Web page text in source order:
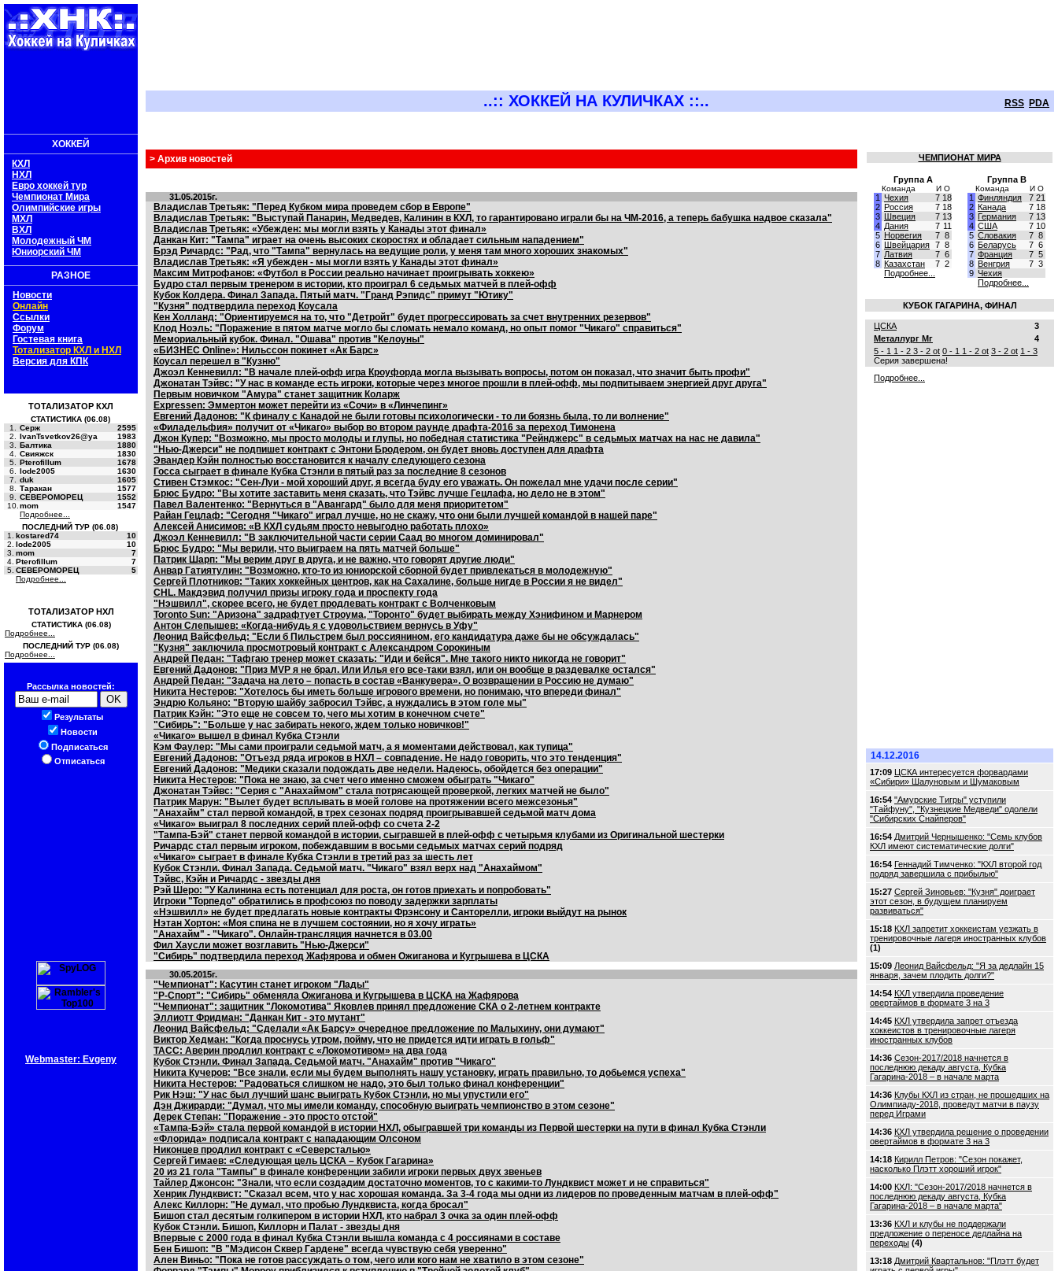
ХОККЕЙ
КХЛ
НХЛ
Евро хоккей тур
Чемпионат Мира
Олимпийские игры
МХЛ
ВХЛ
Молодежный ЧМ
Юниорский ЧМ
РАЗНОЕ
Новости
Онлайн
Ссылки
Форум
Гостевая книга
Тотализатор КХЛ и НХЛ
Версия для КПК
ТОТАЛИЗАТОР КХЛ
СТАТИСТИКА (06.08)
1.
Серж
2595
2.
IvanTsvetkov26@ya
1983
3.
Балтика
1880
4.
Свияжск
1830
5.
Pterofillum
1678
6.
lode2005
1630
7.
duk
1605
8.
Таракан
1577
9.
СЕВЕРОМОРЕЦ
1552
10. mom
1547
Подробнее...
ПОСЛЕДНИЙ ТУР (06.08)
1.
kostared74
10
2. lode2005
10
3. mom
7
4. Pterofillum
7
5. СЕВЕРОМОРЕЦ
5
Подробнее...
ТОТАЛИЗАТОР НХЛ
СТАТИСТИКА (06.08)
Подробнее...
ПОСЛЕДНИЙ ТУР (06.08)
Подробнее...
Рассылка новостей:
Результаты
Новости
Подписаться
Отписаться
Webmaster: Evgeny
..:: ХОККЕЙ НА КУЛИЧКАХ ::.. RSS PDA
> Архив новостей
31.05.2015г.
Владислав Третьяк: "Перед Кубком мира проведем сбор в Европе"
Владислав Третьяк: "Выступай Панарин, Медведев, Калинин в КХЛ, то гарантировано играли бы на ЧМ-2016, а теперь бабушка надвое сказала"
Владислав Третьяк: «Убежден: мы могли взять у Канады этот финал»
Данкан Кит: "Тампа" играет на очень высоких скоростях и обладает сильным нападением"
Брэд Ричардс: "Рад, что "Тампа" вернулась на ведущие роли, у меня там много хороших знакомых"
Владислав Третьяк: «Я убежден - мы могли взять у Канады этот финал»
Максим Митрофанов: «Футбол в России реально начинает проигрывать хоккею»
Будро стал первым тренером в истории, кто проиграл 6 седьмых матчей в плей-офф
Кубок Колдера. Финал Запада. Пятый матч. "Гранд Рэпидс" примут "Ютику"
"Кузня" подтвердила переход Коусала
Кен Холланд: "Ориентируемся на то, что "Детройт" будет прогрессировать за счет внутренних резервов"
Клод Ноэль: "Поражение в пятом матче могло бы сломать немало команд, но опыт помог "Чикаго" справиться"
Мемориальный кубок. Финал. "Ошава" против "Келоуны"
«БИЗНЕС Online»: Нильссон покинет «Ак Барс»
Коусал перешел в "Кузню"
Джоэл Кенневилл: "В начале плей-офф игра Кроуфорда могла вызывать вопросы, потом он показал, что значит быть профи"
Джонатан Тэйвс: "У нас в команде есть игроки, которые через многое прошли в плей-офф, мы подпитываем энергией друг друга"
Первым новичком "Амура" станет защитник Коларж
Expressen: Эммертон может перейти из «Сочи» в «Линчепинг»
Евгений Дадонов: "К финалу с Канадой не были готовы психологически - то ли боязнь была, то ли волнение"
«Филадельфия» получит от «Чикаго» выбор во втором раунде драфта-2016 за переход Тимонена
Джон Купер: "Возможно, мы просто молоды и глупы, но победная статистика "Рейнджерс" в седьмых матчах на нас не давила"
"Нью-Джерси" не подпишет контракт с Энтони Бродером, он будет вновь доступен для драфта
Эвандер Кэйн полностью восстановится к началу следующего сезона
Госса сыграет в финале Кубка Стэнли в пятый раз за последние 8 сезонов
Стивен Стэмкос: "Сен-Луи - мой хороший друг, я всегда буду его уважать. Он пожелал мне удачи после серии"
Брюс Будро: "Вы хотите заставить меня сказать, что Тэйвс лучше Гецлафа, но дело не в этом"
Павел Валентенко: "Вернуться в "Авангард" было для меня приоритетом"
Райан Гецлаф: "Сегодня "Чикаго" играл лучше, но не скажу, что они были лучшей командой в нашей паре"
Алексей Анисимов: «В КХЛ судьям просто невыгодно работать плохо»
Джоэл Кенневилл: "В заключительной части серии Саад во многом доминировал"
Брюс Будро: "Мы верили, что выиграем на пять матчей больше"
Патрик Шарп: "Мы верим друг в друга, и не важно, что говорят другие люди"
Анвар Гатиятулин: "Возможно, кто-то из юниорской сборной будет привлекаться в молодежную"
Сергей Плотников: "Таких хоккейных центров, как на Сахалине, больше нигде в России я не видел"
CHL. Макдэвид получил призы игроку года и проспекту года
"Нэшвилл", скорее всего, не будет продлевать контракт с Волченковым
Toronto Sun: "Аризона" задрафтует Строума, "Торонто" будет выбирать между Хэнифином и Марнером
Антон Слепышев: «Когда-нибудь я с удовольствием вернусь в Уфу"
Леонид Вайсфельд: "Если б Пильстрем был россиянином, его кандидатура даже бы не обсуждалась"
"Кузня" заключила просмотровый контракт с Александром Сорокиным
Андрей Педан: "Тафгаю тренер может сказать: "Иди и бейся". Мне такого никто никогда не говорит"
Евгений Дадонов: "Приз MVP я не брал. Или Илья его все-таки взял, или он вообще в раздевалке остался"
Андрей Педан: "Задача на лето – попасть в состав «Ванкувера». О возвращении в Россию не думаю"
Никита Нестеров: "Хотелось бы иметь больше игрового времени, но понимаю, что впереди финал"
Эндрю Кольяно: "Вторую шайбу забросил Тэйвс, а нуждались в этом голе мы"
Патрик Кэйн: "Это еще не совсем то, чего мы хотим в конечном счете"
"Сибирь": "Больше у нас забирать некого, ждем только новичков!"
«Чикаго» вышел в финал Кубка Стэнли
Кэм Фаулер: "Мы сами проиграли седьмой матч, а я моментами действовал, как тупица"
Евгений Дадонов: "Отъезд ряда игроков в НХЛ – совпадение. Не надо говорить, что это тенденция"
Евгений Дадонов: "Медики сказали подождать две недели. Надеюсь, обойдется без операции"
Никита Нестеров: "Пока не знаю, за счет чего именно сможем обыграть "Чикаго"
Джонатан Тэйвс: "Серия с "Анахаймом" стала потрясающей проверкой, легких матчей не было"
Патрик Марун: "Вылет будет всплывать в моей голове на протяжении всего межсезонья"
"Анахайм" стал первой командой, в трех сезонах подряд проигрывавшей седьмой матч дома
«Чикаго» выиграл 8 последних серий плей-офф со счета 2-2
"Тампа-Бэй" станет первой командой в истории, сыгравшей в плей-офф с четырьмя клубами из Оригинальной шестерки
Ричардс стал первым игроком, побеждавшим в восьми седьмых матчах серий подряд
«Чикаго» сыграет в финале Кубка Стэнли в третий раз за шесть лет
Кубок Стэнли. Финал Запада. Седьмой матч. "Чикаго" взял верх над "Анахаймом"
Тэйвс, Кэйн и Ричардс - звезды дня
Рэй Шеро: "У Калинина есть потенциал для роста, он готов приехать и попробовать"
Игроки "Торпедо" обратились в профсоюз по поводу задержки зарплаты
«Нэшвилл» не будет предлагать новые контракты Фрэнсону и Санторелли, игроки выйдут на рынок
Нэтан Хортон: «Моя спина не в лучшем состоянии, но я хочу играть»
"Анахайм" - "Чикаго". Онлайн-трансляция начнется в 03.00
Фил Хаусли может возглавить "Нью-Джерси"
"Сибирь" подтвердила переход Жафярова и обмен Ожиганова и Кугрышева в ЦСКА
30.05.2015г.
"Чемпионат": Касутин станет игроком "Лады"
"Р-Спорт": "Сибирь" обменяла Ожиганова и Кугрышева в ЦСКА на Жафярова
"Чемпионат": защитник "Локомотива" Яковлев принял предложение СКА о 2-летнем контракте
Эллиотт Фридман: "Данкан Кит - это мутант"
Леонид Вайсфельд: "Сделали «Ак Барсу» очередное предложение по Малыхину, они думают"
Виктор Хедман: "Когда проснусь утром, пойму, что не придется идти играть в гольф"
ТАСС: Аверин продлил контракт с «Локомотивом» на два года
Кубок Стэнли. Финал Запада. Седьмой матч. "Анахайм" против "Чикаго"
Никита Кучеров: "Все знали, если мы будем выполнять нашу установку, играть правильно, то добьемся успеха"
Никита Нестеров: "Радоваться слишком не надо, это был только финал конференции"
Рик Нэш: "У нас был лучший шанс выиграть Кубок Стэнли, но мы упустили его"
Дэн Джирарди: "Думал, что мы имели команду, способную выиграть чемпионство в этом сезоне"
Дерек Степан: "Поражение - это просто отстой"
«Тампа-Бэй» стала первой командой в истории НХЛ, обыгравшей три команды из Первой шестерки на пути в финал Кубка Стэнли
«Флорида» подписала контракт с нападающим Олсоном
Никонцев продлил контракт с «Северсталью»
Сергей Гимаев: «Следующая цель ЦСКА – Кубок Гагарина»
20 из 21 гола "Тампы" в финале конференции забили игроки первых двух звеньев
Тайлер Джонсон: "Знали, что если создадим достаточно моментов, то с какими-то Лундквист может и не справиться"
Хенрик Лундквист: "Сказал всем, что у нас хорошая команда. За 3-4 года мы одни из лидеров по проведенным матчам в плей-офф"
Алекс Киллорн: "Не думал, что пробью Лундквиста, когда бросал"
Бишоп стал десятым голкипером в истории НХЛ, кто набрал 3 очка за один плей-офф
Кубок Стэнли. Бишоп, Киллорн и Палат - звезды дня
Впервые с 2000 года в финал Кубка Стэнли вышла команда с 4 россиянами в составе
Бен Бишоп: "В "Мэдисон Сквер Гардене" всегда чувствую себя уверенно"
Ален Виньо: "Пока не готов рассуждать о том, чего или кого нам не хватило в этом сезоне"
ЧЕМПИОНАТ МИРА
Группа A
Команда И О
1 Чехия 7 18
2 Россия 7 18
3 Швеция 7 13
4 Дания 7 11
5 Норвегия 7 8
6 Швейцария 7 8
7 Латвия 7 6
8 Казахстан 7 2
Подробнее...
Группа B
Команда И О
1 Финляндия 7 21
2 Канада 7 18
3 Германия 7 13
4 США 7 10
5 Словакия 7 8
6 Беларусь 7 6
7 Франция 7 5
8 Венгрия 7 3
9 Чехия
Подробнее...
КУБОК ГАГАРИНА, ФИНАЛ
ЦСКА
3
Металлург Мг
4
5 - 1 1 - 2 3 - 2 ot 0 - 1 1 - 2 ot 3 - 2 ot 1 - 3
Серия завершена!
Подробнее...
14.12.2016
17:09 ЦСКА интересуется форвардами
«Сибири» Шалуновым и Шумаковым
16:54 "Амурские Тигры" уступили
"Тайфуну", "Кузнецкие Медведи" одолели
"Сибирских Снайперов"
16:54 Дмитрий Чернышенко: "Семь клубов
КХЛ имеют систематические долги"
16:54 Геннадий Тимченко: "КХЛ второй год
подряд завершила с прибылью"
15:27 Сергей Зиновьев: "Кузня" доиграет
этот сезон, в будущем планируем
развиваться"
15:18 КХЛ запретит хоккеистам уезжать в
тренировочные лагеря иностранных клубов
(1)
15:09 Леонид Вайсфельд: "Я за дедлайн 15
января, зачем плодить долги?"
14:54 КХЛ утвердила проведение
овертаймов в формате 3 на 3
14:45 КХЛ утвердила запрет отъезда
хоккеистов в тренировочные лагеря
иностранных клубов
14:36 Сезон-2017/2018 начнется в
последнюю декаду августа, Кубка
Гагарина-2018 – в начале марта
14:36 Клубы КХЛ из стран, не прошедших на
Олимпиаду-2018, проведут матчи в паузу
перед Играми
14:36 КХЛ утвердила решение о проведении
овертаймов в формате 3 на 3
14:18 Кирилл Петров: "Сезон покажет,
насколько Плэтт хороший игрок"
14:00 КХЛ: "Сезон-2017/2018 начнется в
последнюю декаду августа, Кубка
Гагарина-2018 – в начале марта"
13:36 КХЛ и клубы не поддержали
предложение о переносе дедлайна на
переходы (4)
13:18 Дмитрий Квартальнов: "Плэтт будет